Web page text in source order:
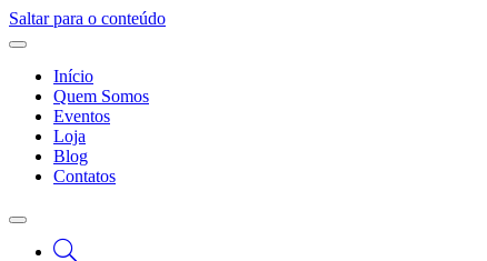
Saltar para o conteúdo
Início
Quem Somos
Eventos
Loja
Blog
Contatos